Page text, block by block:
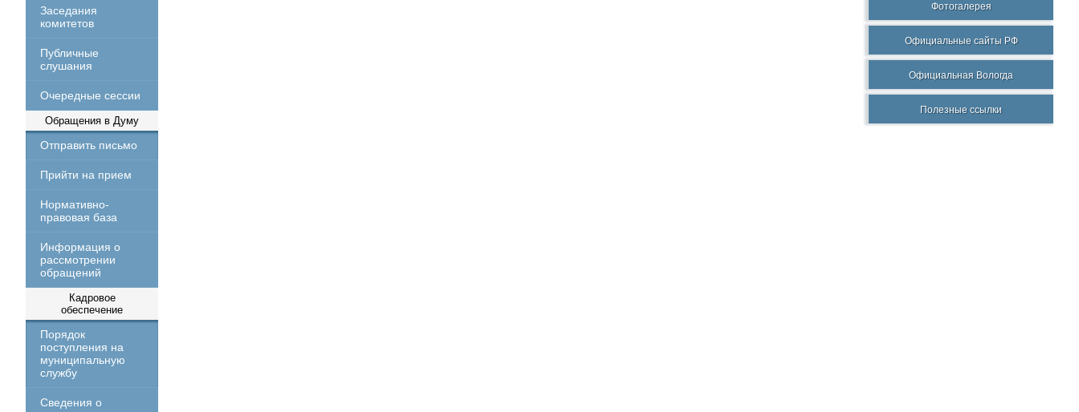
Заседания
комитетов
Публичные
слушания
Очередные сессии
Обращения в Думу
Отправить письмо
Прийти на прием
Нормативно-
правовая база
Информация о
рассмотрении
обращений
Кадровое
обеспечение
Порядок
поступления на
муниципальную
службу
Сведения о
Фотогалерея
Официальные сайты РФ
Официальная Вологда
Полезные ссылки